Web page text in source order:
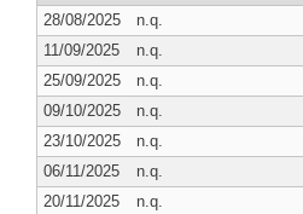
28/08/2025
n.q.
11/09/2025
n.q.
25/09/2025
n.q.
09/10/2025
n.q.
23/10/2025
n.q.
06/11/2025
n.q.
20/11/2025
n.q.